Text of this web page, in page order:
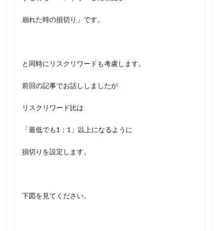
崩れた時の損切り」です。
と同時にリスクリワードも考慮します。
前回の記事でお話ししましたが
リスクリワード比は
「最低でも1：1」以上になるように
損切りを設定します。
下図を見てください。